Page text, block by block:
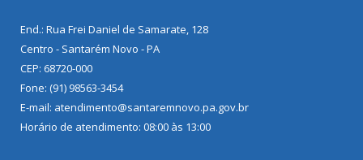
End.: Rua Frei Daniel de Samarate, 128
Centro - Santarém Novo - PA
CEP: 68720-000
Fone: (91) 98563-3454
E-mail: atendimento@santaremnovo.pa.gov.br
Horário de atendimento: 08:00 às 13:00